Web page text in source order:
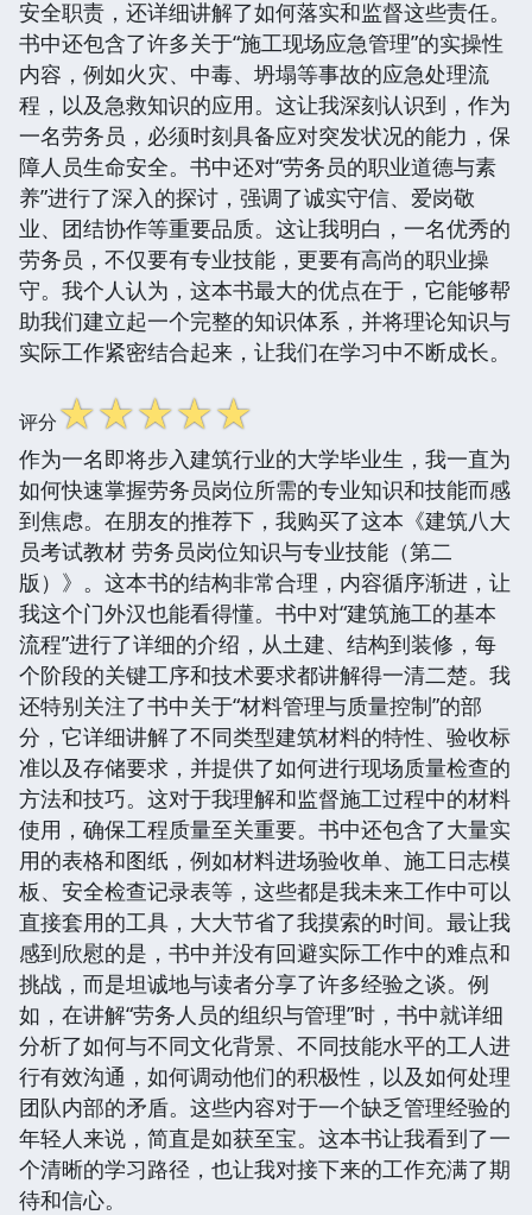
安全职责，还详细讲解了如何落实和监督这些责任。
书中还包含了许多关于“施工现场应急管理”的实操性
内容，例如火灾、中毒、坍塌等事故的应急处理流
程，以及急救知识的应用。这让我深刻认识到，作为
一名劳务员，必须时刻具备应对突发状况的能力，保
障人员生命安全。书中还对“劳务员的职业道德与素
养”进行了深入的探讨，强调了诚实守信、爱岗敬
业、团结协作等重要品质。这让我明白，一名优秀的
劳务员，不仅要有专业技能，更要有高尚的职业操
守。我个人认为，这本书最大的优点在于，它能够帮
助我们建立起一个完整的知识体系，并将理论知识与
实际工作紧密结合起来，让我们在学习中不断成长。
评分☆☆☆☆☆
作为一名即将步入建筑行业的大学毕业生，我一直为
如何快速掌握劳务员岗位所需的专业知识和技能而感
到焦虑。在朋友的推荐下，我购买了这本《建筑八大
员考试教材 劳务员岗位知识与专业技能（第二
版）》。这本书的结构非常合理，内容循序渐进，让
我这个门外汉也能看得懂。书中对“建筑施工的基本
流程”进行了详细的介绍，从土建、结构到装修，每
个阶段的关键工序和技术要求都讲解得一清二楚。我
还特别关注了书中关于“材料管理与质量控制”的部
分，它详细讲解了不同类型建筑材料的特性、验收标
准以及存储要求，并提供了如何进行现场质量检查的
方法和技巧。这对于我理解和监督施工过程中的材料
使用，确保工程质量至关重要。书中还包含了大量实
用的表格和图纸，例如材料进场验收单、施工日志模
板、安全检查记录表等，这些都是我未来工作中可以
直接套用的工具，大大节省了我摸索的时间。最让我
感到欣慰的是，书中并没有回避实际工作中的难点和
挑战，而是坦诚地与读者分享了许多经验之谈。例
如，在讲解“劳务人员的组织与管理”时，书中就详细
分析了如何与不同文化背景、不同技能水平的工人进
行有效沟通，如何调动他们的积极性，以及如何处理
团队内部的矛盾。这些内容对于一个缺乏管理经验的
年轻人来说，简直是如获至宝。这本书让我看到了一
个清晰的学习路径，也让我对接下来的工作充满了期
待和信心。